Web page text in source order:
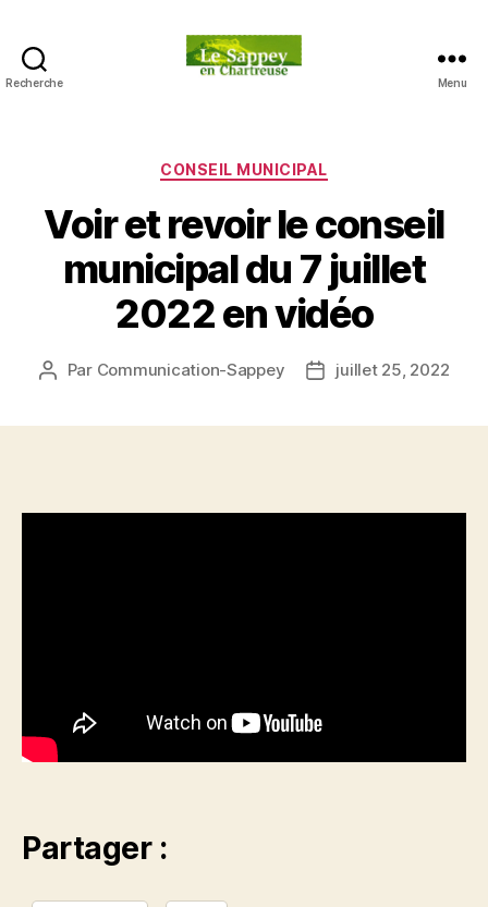
Recherche
en
Chartreuse
Menu
Catégories
CONSEIL MUNICIPAL
Voir et revoir le conseil
municipal du 7 juillet
2022 en vidéo
Auteur
Par Communication-Sappey
Datejuillet 25, 2022
Partager :